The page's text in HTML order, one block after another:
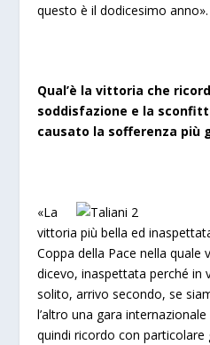
questo è il dodicesimo anno».
Qual’è la vittoria che
soddisfazione e la
causato la sofferenza più
«La
vittoria più bella ed
Coppa della Pace nella quale
dicevo, inaspettata perché in
solito, arrivo secondo, se
l’altro una gara
quindi ricordo con